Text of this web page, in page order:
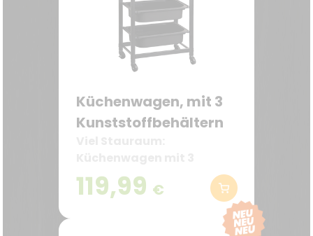
Küchenwagen, mit 3
Kunststoffbehältern
herausnehmbaren
Kunststoffbehältern und 1
119,99 €